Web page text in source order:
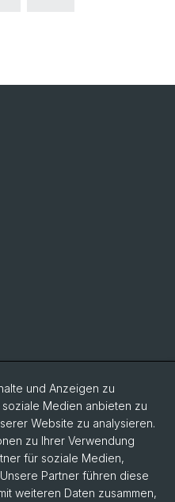
und Anzeigen zu
Medien anbieten zu
Website zu analysieren.
zu Ihrer Verwendung
für soziale Medien,
Partner führen diese
weiteren Daten zusammen,